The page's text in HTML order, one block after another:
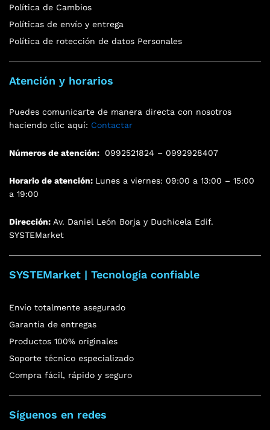
Política de Cambios
Políticas de envío y entrega
Política de rotección de datos Personales
Atención y horarios
Puedes comunicarte de manera directa con nosotros
haciendo clic aquí: Contactar
Números de atención: 0992521824 – 0992928407
Horario de atención: Lunes a viernes: 09:00 a 13:00 – 15:00
a 19:00
Dirección: Av. Daniel León Borja y Duchicela Edif.
SYSTEMarket
SYSTEMarket | Tecnología confiable
Envío totalmente asegurado
Garantía de entregas
Productos 100% originales
Soporte técnico especializado
Compra fácil, rápido y seguro
Síguenos en redes